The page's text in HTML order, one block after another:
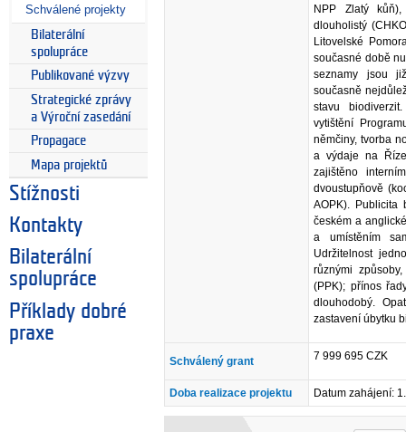
Schválené projekty
Bilaterální
spolupráce
Publikované výzvy
Strategické zprávy
a Výroční zasedání
Propagace
Mapa projektů
Stížnosti
Kontakty
Bilaterální
spolupráce
Příklady dobré
praxe
NPP Zlatý kůň),
dlouholistý
Litovelské
současné době
seznamy jsou
současně
stavu
vytištění
němčiny, tvorba
a výdaje na
zajištěno
dvoustupňově
AOPK). Publicita
českém a
a umístěním
Udržitelnost
různými
(PPK); přínos
dlouhodobý.
zastavení úbytku
Schválený grant 7 999 695 CZK
Doba realizace projektu Datum zahájení: